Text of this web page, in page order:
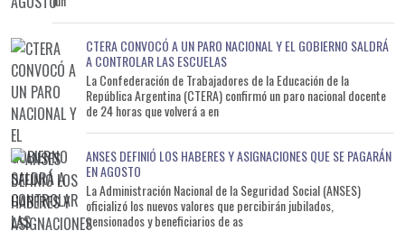
CTERA CONVOCÓ A UN PARO NACIONAL Y EL GOBIERNO SALDRÁ
A CONTROLAR LAS ESCUELAS
La Confederación de Trabajadores de la Educación de la
República Argentina (CTERA) confirmó un paro nacional docente
de 24 horas que volverá a en
ANSES DEFINIÓ LOS HABERES Y ASIGNACIONES QUE SE PAGARÁN
EN AGOSTO
La Administración Nacional de la Seguridad Social (ANSES)
oficializó los nuevos valores que percibirán jubilados,
pensionados y beneficiarios de as